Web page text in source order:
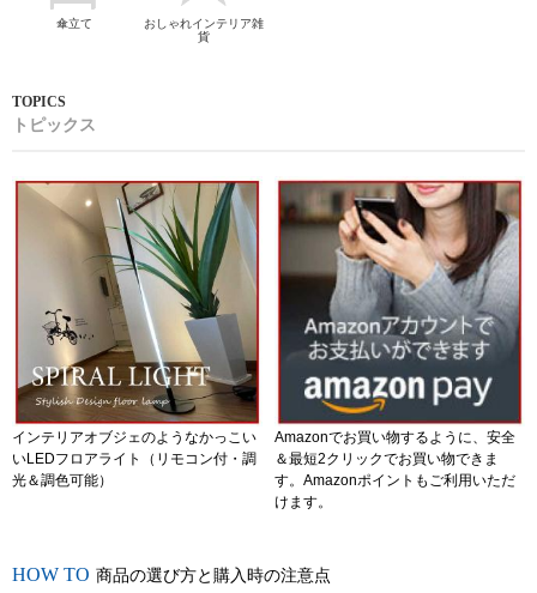
傘立て
おしゃれインテリア雑
貨
トピックス
インテリアオブジェのようなかっこい
いLEDフロアライト（リモコン付・調
光＆調色可能）
Amazonでお買い物するように、安全
＆最短2クリックでお買い物できま
す。Amazonポイントもご利用いただ
けます。
商品の選び方と購入時の注意点